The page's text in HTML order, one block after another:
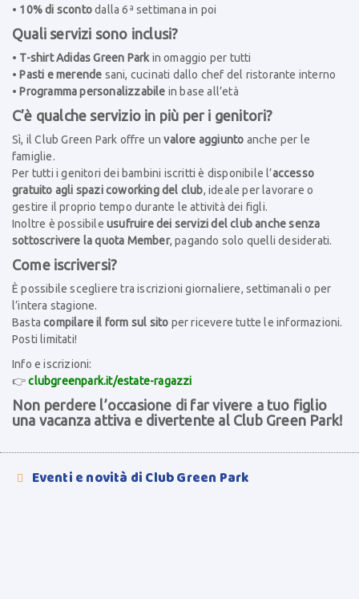
• 10% di scontodalla 6ª settimana in poi
Quali servizi sono inclusi?
• T-shirt Adidas Green Park in omaggio per tutti
•Pasti e merende sani, cucinati dallo chef del ristorante interno
•Programma personalizzabile in base all’età
C’è qualche servizio in più per i genitori?
Sì, il Club Green Park offre unvalore aggiunto anche per le
famiglie.
Per tutti i genitori dei bambini iscritti è disponibile l’accesso
gratuito agli spazi coworking del club, ideale per lavorare o
gestire il proprio tempo durante le attività dei figli.
Inoltre è possibile usufruire dei servizi del club anche senza
sottoscrivere la quota Member, pagando solo quelli desiderati.
Come iscriversi?
È possibile scegliere tra iscrizioni giornaliere, settimanali o per
l’intera stagione.
Bastacompilare il form sul sito per ricevere tutte le informazioni.
Posti limitati!
Info e iscrizioni:
👉clubgreenpark.it/estate-ragazzi
Non perdere l’occasione di far vivere a tuo figlio
una vacanza attiva e divertente al Club Green Park!
 Eventi e novità di Club Green Park